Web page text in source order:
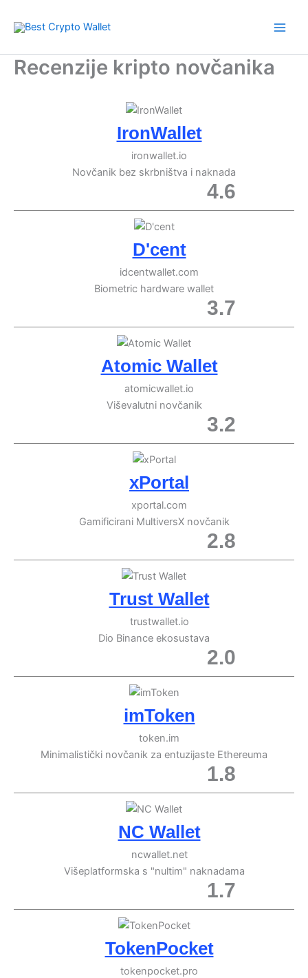
Recenzije kripto novčanika
IronWallet
ironwallet.io
Novčanik bez skrbništva i naknada
4.6
D'cent
idcentwallet.com
Biometric hardware wallet
3.7
Atomic Wallet
atomicwallet.io
Viševalutni novčanik
3.2
xPortal
xportal.com
Gamificirani MultiversX novčanik
2.8
Trust Wallet
trustwallet.io
Dio Binance ekosustava
2.0
imToken
token.im
Minimalistički novčanik za entuzijaste Ethereuma
1.8
NC Wallet
ncwallet.net
Višeplatformska s "nultim" naknadama
1.7
TokenPocket
tokenpocket.pro